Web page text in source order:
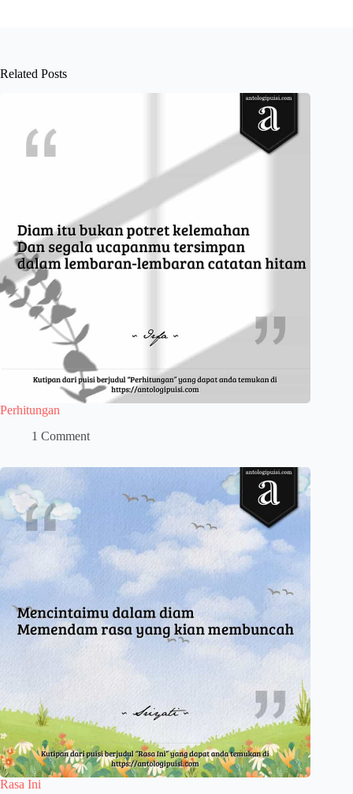
Related Posts
Perhitungan
1 Comment
Rasa Ini